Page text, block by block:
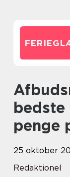
Afbudsrejser: Find de
penge
25 oktober
Redaktionel